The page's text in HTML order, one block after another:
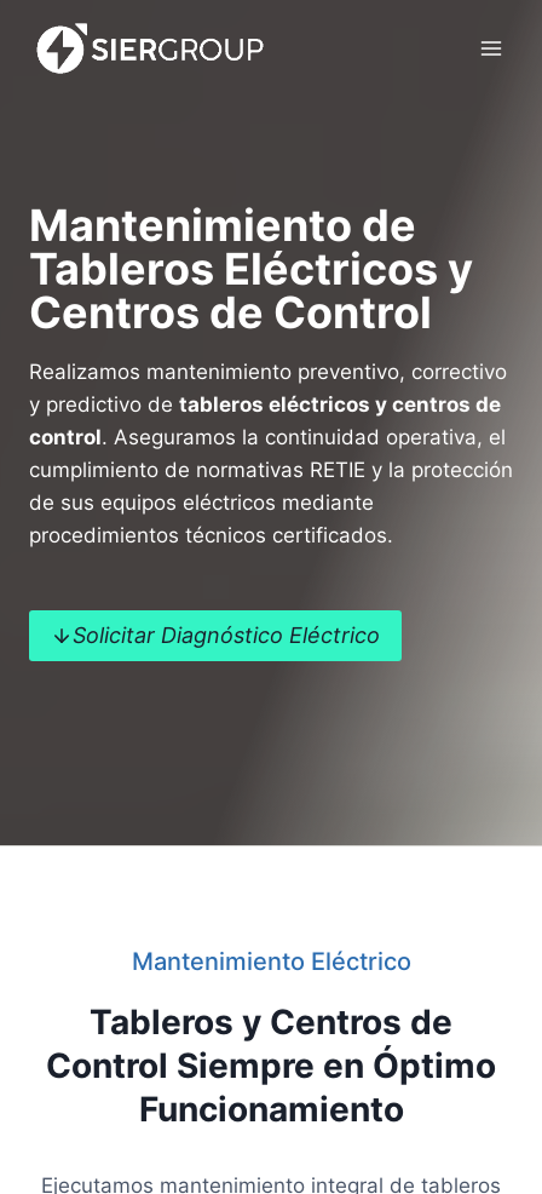
contenido
Mantenimiento de
Tableros Eléctricos y
Centros de Control
Realizamos mantenimiento preventivo, correctivo
y predictivo de tableros eléctricos y centros de
control. Aseguramos la continuidad operativa, el
cumplimiento de normativas RETIE y la protección
de sus equipos eléctricos mediante
procedimientos técnicos certificados.
Solicitar Diagnóstico Eléctrico
Mantenimiento Eléctrico
Tableros y Centros de
Control Siempre en Óptimo
Funcionamiento
Ejecutamos mantenimiento integral de tableros